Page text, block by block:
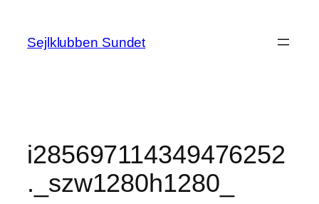
indhold
Sejlklubben Sundet
i285697114349476252
._szw1280h1280_